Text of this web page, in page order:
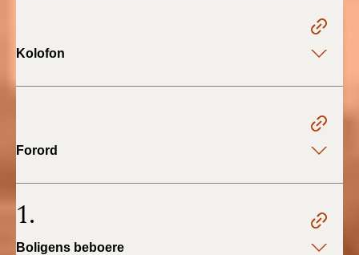
BR18 (1/1 - 30/6
Kolofon
Forord
1.
Boligens beboere